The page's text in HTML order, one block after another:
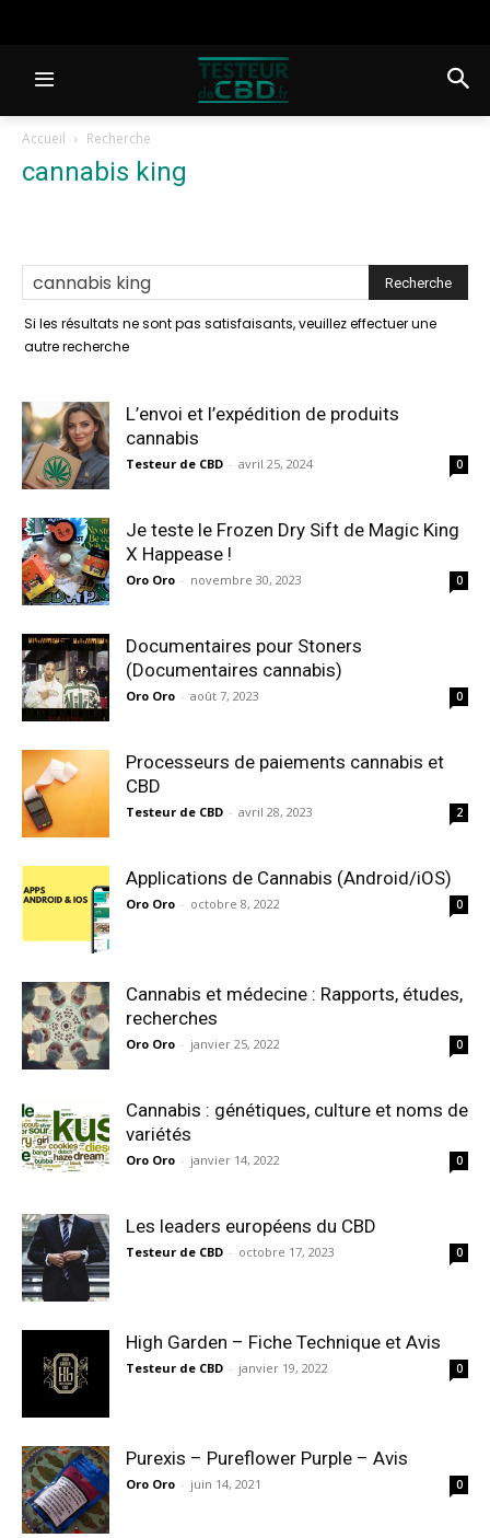
Accueil Recherche
cannabis king
Si les résultats ne sont pas satisfaisants, veuillez effectuer une
autre recherche
L’envoi et l’expédition de produits
cannabis
Testeur de CBD - avril 25, 2024 0
Je teste le Frozen Dry Sift de Magic King
X Happease !
Oro Oro - novembre 30, 2023 0
Documentaires pour Stoners
(Documentaires cannabis)
Oro Oro - août 7, 2023 0
Processeurs de paiements cannabis et
CBD
Testeur de CBD - avril 28, 2023 2
Applications de Cannabis (Android/iOS)
Oro Oro - octobre 8, 2022 0
Cannabis et médecine : Rapports, études,
recherches
Oro Oro - janvier 25, 2022 0
Cannabis : génétiques, culture et noms de
variétés
Oro Oro - janvier 14, 2022 0
Les leaders européens du CBD
Testeur de CBD - octobre 17, 2023 0
High Garden – Fiche Technique et Avis
Testeur de CBD - janvier 19, 2022 0
Purexis – Pureflower Purple – Avis
Oro Oro - juin 14, 2021 0